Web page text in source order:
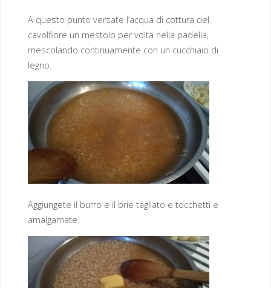
A questo punto versate l’acqua di cottura del
cavolfiore un mestolo per volta nella padella,
mescolando continuamente con un cucchiaio di
legno.
Aggiungete il burro e il brie tagliato e tocchetti e
amalgamate.